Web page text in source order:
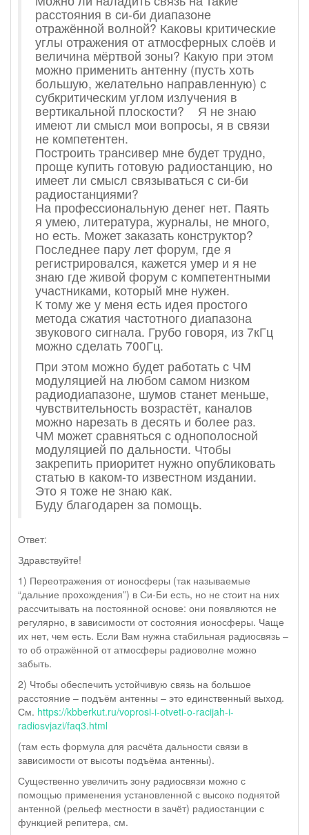
расстояния в си-би диапазоне
отражённой волной? Каковы критические
углы отражения от атмосферных слоёв и
величина мёртвой зоны? Какую при этом
можно применить антенну (пусть хоть
большую, желательно направленную) с
субкритическим углом излучения в
вертикальной плоскости? Я не знаю
имеют ли смысл мои вопросы, я в связи
не компетентен.
Построить трансивер мне будет трудно,
проще купить готовую радиостанцию, но
имеет ли смысл связываться с си-би
радиостанциями?
На профессиональную денег нет. Паять
я умею, литература, журналы, не много,
но есть. Может заказать конструктор?
Последнее пару лет форум, где я
регистрировался, кажется умер и я не
знаю где живой форум с компетентными
участниками, который мне нужен.
К тому же у меня есть идея простого
метода сжатия частотного диапазона
звукового сигнала. Грубо говоря, из 7кГц
можно сделать 700Гц.
При этом можно будет работать с ЧМ
модуляцией на любом самом низком
радиодиапазоне, шумов станет меньше,
чувствительность возрастёт, каналов
можно нарезать в десять и более раз.
ЧМ может сравняться с однополосной
модуляцией по дальности. Чтобы
закрепить приоритет нужно опубликовать
статью в каком-то известном издании.
Это я тоже не знаю как.
Буду благодарен за помощь.
Ответ:
Здравствуйте!
1) Переотражения от ионосферы (так называемые
“дальние прохождения”) в Си-Би есть, но не стоит на них
рассчитывать на постоянной основе: они появляются не
регулярно, в зависимости от состояния ионосферы. Чаще
их нет, чем есть. Если Вам нужна стабильная радиосвязь –
то об отражённой от атмосферы радиоволне можно
забыть.
2) Чтобы обеспечить устойчивую связь на большое
расстояние – подъём антенны – это единственный выход.
См. https://kbberkut.ru/voprosi-i-otveti-o-racijah-i-
radiosvjazi/faq3.html
(там есть формула для расчёта дальности связи в
зависимости от высоты подъёма антенны).
Существенно увеличить зону радиосвязи можно с
помощью применения установленной с высоко поднятой
антенной (рельеф местности в зачёт) радиостанции с
функцией репитера, см.